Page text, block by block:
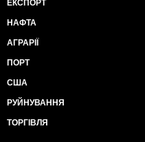
ЕКСПОРТ
НАФТА
АГРАРІЇ
ПОРТ
США
РУЙНУВАННЯ
ТОРГІВЛЯ